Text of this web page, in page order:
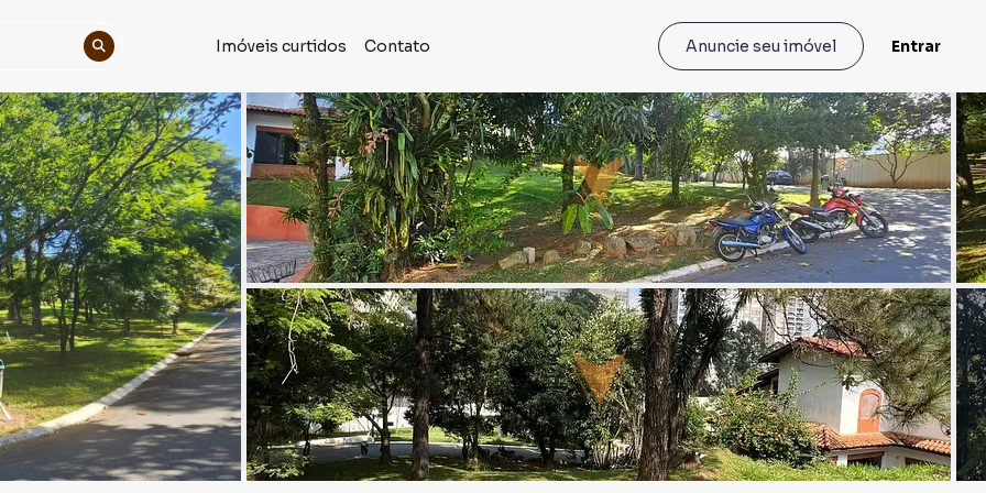
Imóveis curtidos Contato Anuncie seu imóvel Entrar